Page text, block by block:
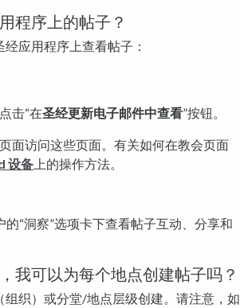
程序上的帖子？
应用程序上查看帖子：
击“在圣经更新电子邮件中查看”按钮。
面访问这些页面。有关如何在教会页面
设备 上的操作方法。
的“洞察”选项卡下查看帖子互动、分享和
我可以为每个地点创建帖子吗？
织）或分堂/地点层级创建。请注意，如